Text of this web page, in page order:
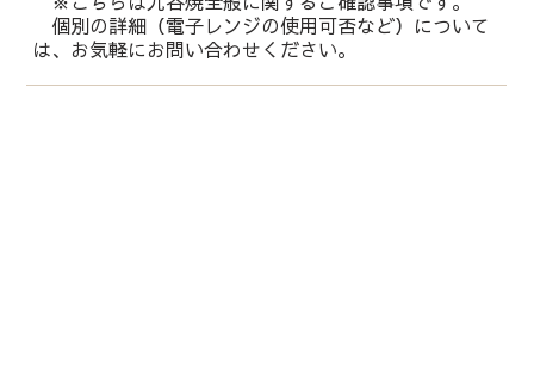
個別の詳細（電子レンジの使用可否など）について
は、お気軽にお問い合わせください。